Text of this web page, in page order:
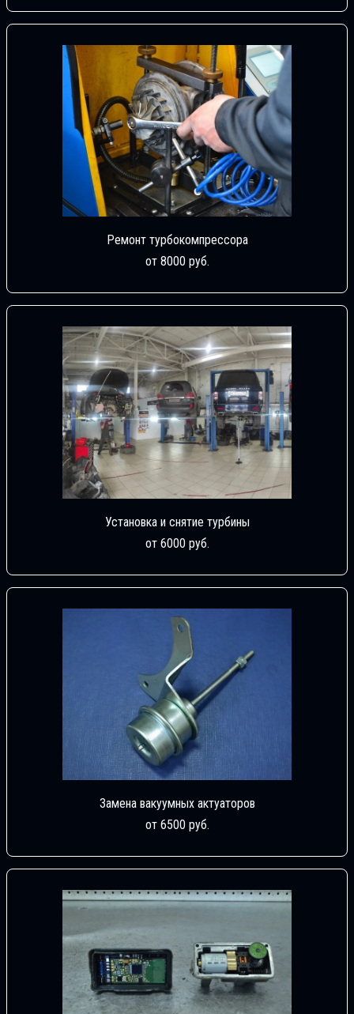
Ремонт турбокомпрессора
от 8000 руб.
Установка и снятие турбины
от 6000 руб.
Замена вакуумных актуаторов
от 6500 руб.